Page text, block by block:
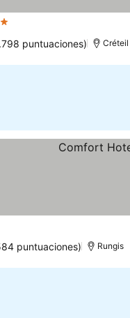
puntuaciones) Créteil
puntuaciones) Rungis